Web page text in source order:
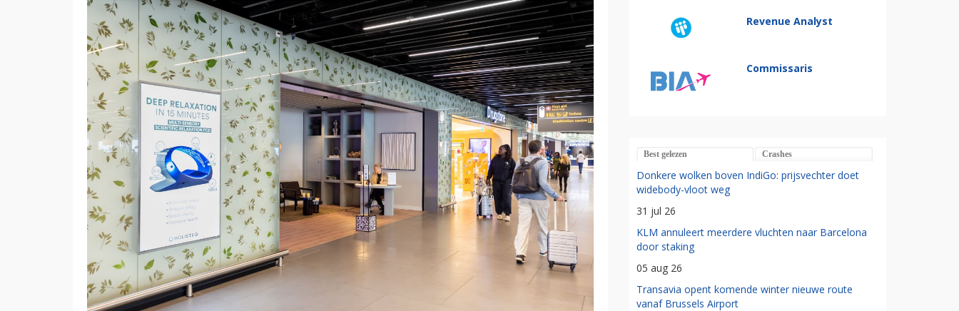
Revenue Analyst
Commissaris
Best gelezen Crashes
Donkere wolken boven IndiGo: prijsvechter doet
widebody-vloot weg
31 jul 26
KLM annuleert meerdere vluchten naar Barcelona
door staking
05 aug 26
Transavia opent komende winter nieuwe route
vanaf Brussels Airport